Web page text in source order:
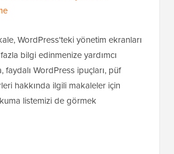
WordPress'teki yönetim ekranları
bilgi edinmenize yardımcı
faydalı WordPress ipuçları, püf
hakkında ilgili makaleler için
listemizi de görmek